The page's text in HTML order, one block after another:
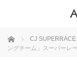
ホーム CJ SUPERRACE
ングチーム」スーパーレ